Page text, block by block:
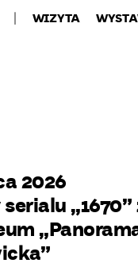
WIZYTA
2026